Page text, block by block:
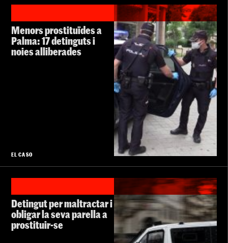
Menors prostituïdes a
Palma: 17 detinguts i
noies alliberades
EL CASO
Detingut per maltractar i
obligar la seva parella a
prostituir-se